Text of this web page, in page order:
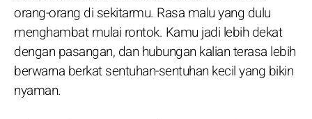
orang-orang di sekitarmu. Rasa malu yang dulu
menghambat mulai rontok. Kamu jadi lebih dekat
dengan pasangan, dan hubungan kalian terasa lebih
berwarna berkat sentuhan-sentuhan kecil yang bikin
nyaman.